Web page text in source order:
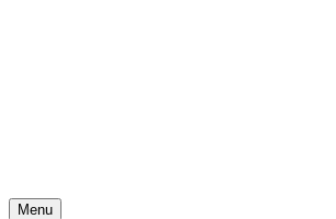
Menu